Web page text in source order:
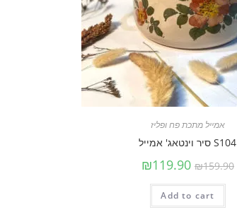
אמייל מתכת פח ופליז
S104 סיר וינטאג' אמייל
₪159.90
₪119.90
Add to cart